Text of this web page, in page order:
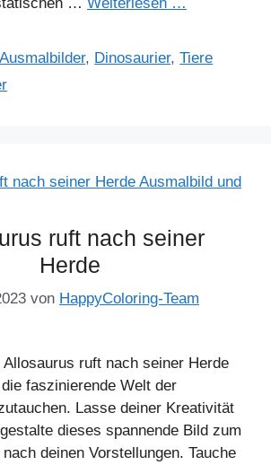
Ausmalbilder, Dinosaurier,Tiere
ruft nach seiner
Herde
von HappyColoring-Team
Allosaurus ruft nach seiner Herde
faszinierende Welt der
Lasse deiner Kreativität
dieses spannende Bild zum
deinen Vorstellungen. Tauche